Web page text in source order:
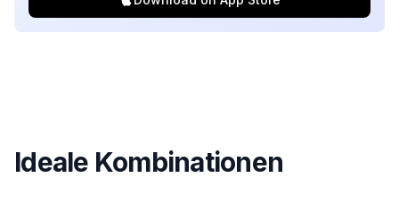
Ideale Kombinationen